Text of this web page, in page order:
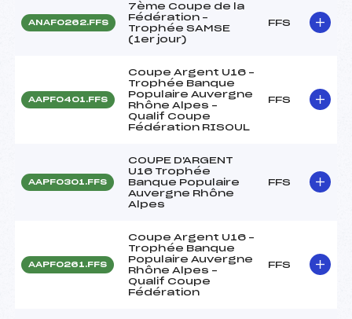
ANAF0262.FFS
7ème Coupe de la
Fédération –
Trophée SAMSE
(1er jour)
FFS
AAPF0401.FFS
Coupe Argent U16 –
Trophée Banque
Populaire Auvergne
Rhône Alpes –
Qualif Coupe
Fédération RISOUL
FFS
AAPF0301.FFS
COUPE D'ARGENT
U16 Trophée
Banque Populaire
Auvergne Rhône
Alpes
FFS
AAPF0261.FFS
Coupe Argent U16 –
Trophée Banque
Populaire Auvergne
Rhône Alpes –
Qualif Coupe
Fédération
FFS